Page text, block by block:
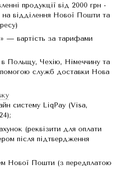
продукції від 2000 грн -
відділення Нової Пошти та
— вартість за тарифами
в Польщу, Чехію, Німеччину та
служб доставки Нова
систему LiqPay (Visa,
(реквізити для оплати
після підтвердження
Нової Пошти (з передплатою